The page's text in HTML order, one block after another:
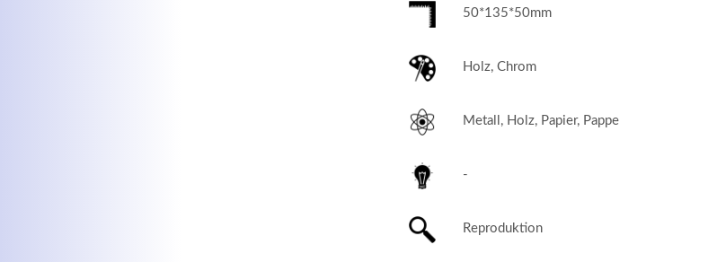
50*135*50mm
Holz, Chrom
Metall, Holz, Papier, Pappe
-
Reproduktion